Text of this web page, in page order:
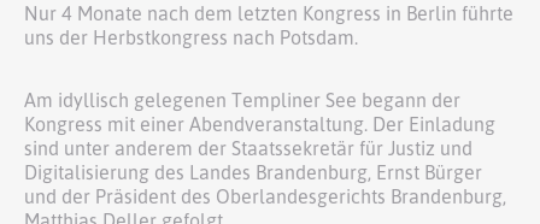
Nur 4 Monate nach dem letzten Kongress in Berlin führte
uns der Herbstkongress nach Potsdam.
Am idyllisch gelegenen Templiner See begann der
Kongress mit einer Abendveranstaltung. Der Einladung
sind unter anderem der Staatssekretär für Justiz und
Digitalisierung des Landes Brandenburg, Ernst Bürger
und der Präsident des Oberlandesgerichts Brandenburg,